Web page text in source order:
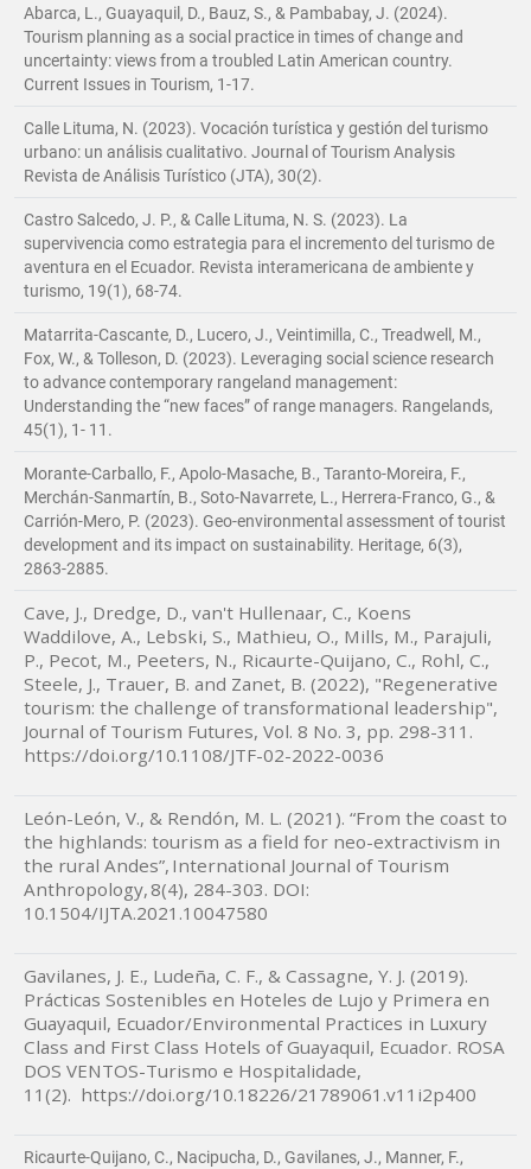
Abarca, L., Guayaquil, D., Bauz, S., & Pambabay, J. (2024).
Tourism planning as a social practice in times of change and
uncertainty: views from a troubled Latin American country.
Current Issues in Tourism, 1-17.
Calle Lituma, N. (2023). Vocación turística y gestión del turismo
urbano: un análisis cualitativo. Journal of Tourism Analysis
Revista de Análisis Turístico (JTA), 30(2).
Castro Salcedo, J. P., & Calle Lituma, N. S. (2023). La
supervivencia como estrategia para el incremento del turismo de
aventura en el Ecuador. Revista interamericana de ambiente y
turismo, 19(1), 68-74.
Matarrita-Cascante, D., Lucero, J., Veintimilla, C., Treadwell, M.,
Fox, W., & Tolleson, D. (2023). Leveraging social science research
to advance contemporary rangeland management:
Understanding the “new faces” of range managers. Rangelands,
45(1), 1- 11.
Morante-Carballo, F., Apolo-Masache, B., Taranto-Moreira, F.,
Merchán-Sanmartín, B., Soto-Navarrete, L., Herrera-Franco, G., &
Carrión-Mero, P. (2023). Geo-environmental assessment of tourist
development and its impact on sustainability. Heritage, 6(3),
2863-2885.
Cave, J., Dredge, D., van't Hullenaar, C., Koens
Waddilove, A., Lebski, S., Mathieu, O., Mills, M., Parajuli,
P., Pecot, M., Peeters, N., Ricaurte-Quijano, C., Rohl, C.,
Steele, J., Trauer, B. and Zanet, B. (2022), "Regenerative
tourism: the challenge of transformational leadership",
Journal of Tourism Futures, Vol. 8 No. 3, pp. 298-311.
https://doi.org/10.1108/JTF-02-2022-0036
León-León, V., & Rendón, M. L. (2021). “From the coast to
the highlands: tourism as a field for neo-extractivism in
the rural Andes”, International Journal of Tourism
Anthropology, 8(4), 284-303. DOI:
10.1504/IJTA.2021.10047580
Gavilanes, J. E., Ludeña, C. F., & Cassagne, Y. J. (2019).
Prácticas Sostenibles en Hoteles de Lujo y Primera en
Guayaquil, Ecuador/Environmental Practices in Luxury
Class and First Class Hotels of Guayaquil, Ecuador. ROSA
DOS VENTOS-Turismo e Hospitalidade,
11(2). https://doi.org/10.18226/21789061.v11i2p400
Ricaurte-Quijano, C., Nacipucha, D., Gavilanes, J., Manner, F.,